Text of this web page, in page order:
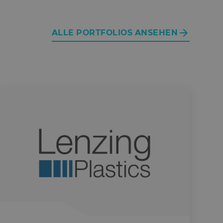
ALLE PORTFOLIOS ANSEHEN